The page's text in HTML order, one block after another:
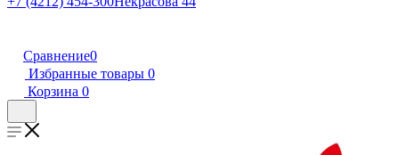
Сравнение0
Избранные товары 0
Корзина 0